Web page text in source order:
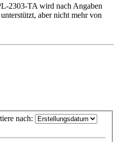
2303-TA wird nach Angaben
aber nicht mehr von
nach: